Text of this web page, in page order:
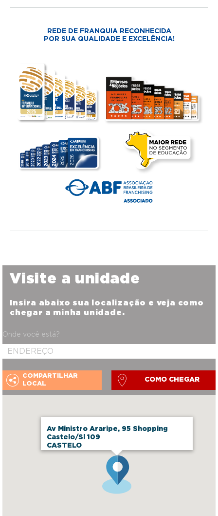
REDE DE FRANQUIA RECONHECIDA
POR SUA QUALIDADE E EXCELÊNCIA!
Av Ministro Araripe, 95 Shopping
Castelo/Sl 109
CASTELO
Visite a unidade
Insira abaixo sua localização e veja como
chegar a minha unidade.
Onde você está?
COMPARTILHAR
LOCAL
COMO CHEGAR